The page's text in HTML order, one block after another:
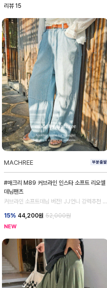
리뷰 15
MACHREE
#매크리 M89 커브라인 인스타 소프트 리오셀
데님팬츠
커브라인 소프트데님 버전! JJ언니 강력추천 데
15% 44,200원 52,000원
NEW